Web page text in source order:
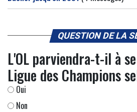
QUESTION DE LA
L'OL parviendra-t-il à
Ligue des Champions
Oui
Non